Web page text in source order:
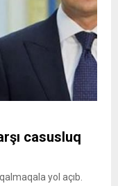
casusluq
yol açıb.